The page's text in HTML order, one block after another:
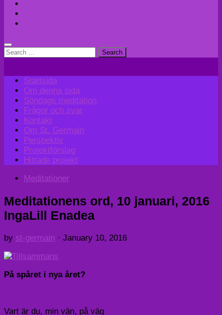
Search
Startsida
Om denna sida
Söndags meditation
Frågor och svar
Kontakt
Om St. Germain
Perspektiv
Projektförslag
Hittade projekt
Meditationer
Meditationens ord, 10 januari, 2016
IngaLill Enadea
by st-germain · January 10, 2016
På spåret i nya året?
Vart är du, min vän, på väg